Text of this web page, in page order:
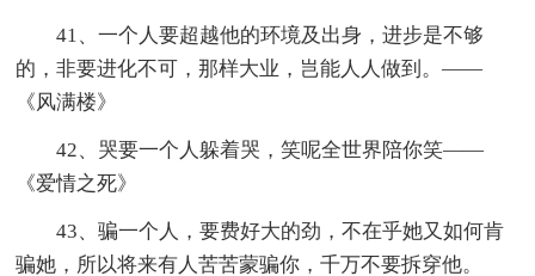
41、一个人要超越他的环境及出身，进步是不够
的，非要进化不可，那样大业，岂能人人做到。——
《风满楼》
42、哭要一个人躲着哭，笑呢全世界陪你笑——
《爱情之死》
43、骗一个人，要费好大的劲，不在乎她又如何肯
骗她，所以将来有人苦苦蒙骗你，千万不要拆穿他。